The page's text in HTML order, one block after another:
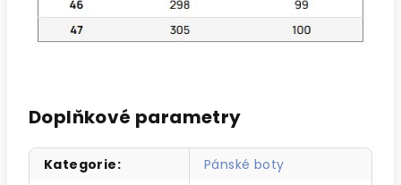
Doplňkové parametry
Kategorie:
Pánské boty